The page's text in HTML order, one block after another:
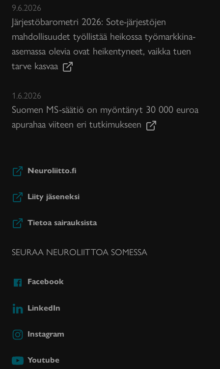
9.6.2026
Järjestöbarometri 2026: Sote-järjestöjen
mahdollisuudet työllistää heikossa työmarkkina-
asemassa olevia ovat heikentyneet, vaikka tuen
tarve kasvaa
1.6.2026
Suomen MS-säätiö on myöntänyt 30 000 euroa
apurahaa viiteen eri tutkimukseen
Neuroliitto.fi
Liity jäseneksi
Tietoa sairauksista
SEURAA NEUROLIITTOA SOMESSA
Facebook
LinkedIn
Instagram
Youtube